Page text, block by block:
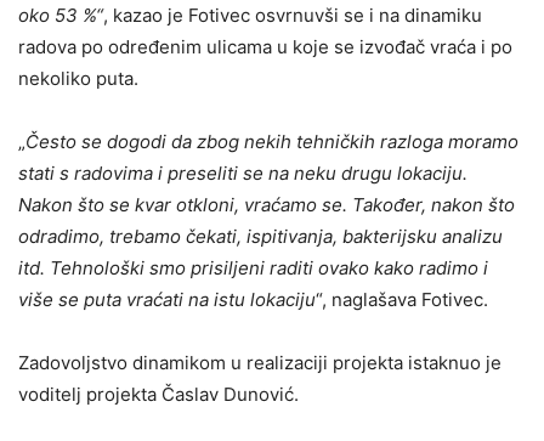
oko 53 %“, kazao je Fotivec osvrnuvši se i na dinamiku
radova po određenim ulicama u koje se izvođač vraća i po
nekoliko puta.
„Često se dogodi da zbog nekih tehničkih razloga moramo
stati s radovima i preseliti se na neku drugu lokaciju.
Nakon što se kvar otkloni, vraćamo se. Također, nakon što
odradimo, trebamo čekati, ispitivanja, bakterijsku analizu
itd. Tehnološki smo prisiljeni raditi ovako kako radimo i
više se puta vraćati na istu lokaciju“, naglašava Fotivec.
Zadovoljstvo dinamikom u realizaciji projekta istaknuo je
voditelj projekta Časlav Dunović.